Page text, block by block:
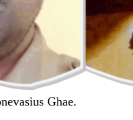
Ghae.